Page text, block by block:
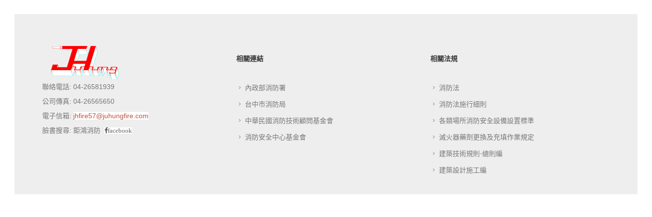
聯絡電話: 04-26581939
公司傳真: 04-26565650
電子信箱: jhfire57@juhungfire.com
臉書搜尋: 鉅鴻消防
facebook
相關連結
內政部消防署
台中市消防局
中華民國消防技術顧問基金會
消防安全中心基金會
相關法規
消防法
消防法施行細則
各類場所消防安全設備設置標準
滅火器藥劑更換及充填作業規定
建築技術規則-總則編
建築設計施工編